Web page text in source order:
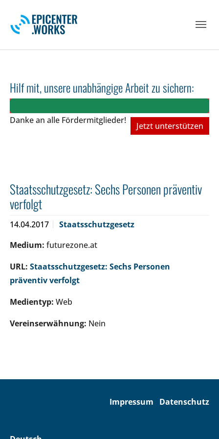
Hilf mit, unsere unabhängige Arbeit zu sichern:
Danke an alle Fördermitglieder!
Jetzt unterstützen
Staatsschutzgesetz: Sechs Personen präventiv
verfolgt
14.04.2017
Staatsschutzgesetz
Medium: futurezone.at
URL: Staatsschutzgesetz: Sechs Personen
präventiv verfolgt
Medientyp: Web
Vereinserwähnung: Nein
Impressum Datenschutz